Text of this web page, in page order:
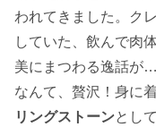
われてきました。ク
していた、飲んで肉
美にまつわる逸話が
なんて、贅沢！身に
リングストーンとし